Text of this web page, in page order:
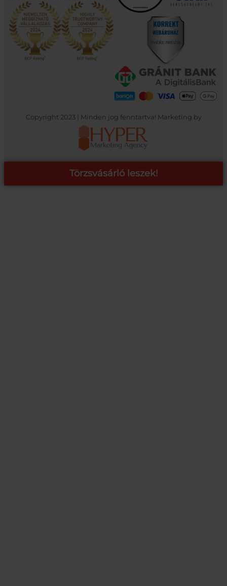
Copyright 2023 | Minden jog fenntartva! Marketing by
Törzsvásárló leszek!